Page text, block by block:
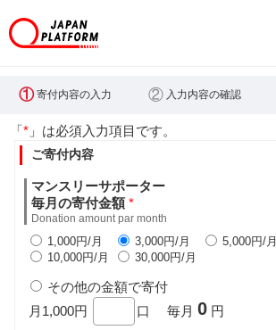
① 寄付内容の入力 ② 入力内容の確認
「* 」は必須入力項目です。
ご寄付内容
マンスリーサポーター
毎月の寄付金額*
Donation amount par month
1,000円/月 3,000円/月
5,000円/月
10,000円/月
30,000円/月
その他の金額で寄付
月1,000円
口 毎月 0円